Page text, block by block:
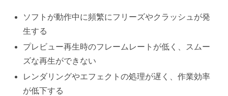
ソフトが動作中に頻繁にフリーズやクラッシュが発
生する
プレビュー再生時のフレームレートが低く、スムー
ズな再生ができない
レンダリングやエフェクトの処理が遅く、作業効率
が低下する